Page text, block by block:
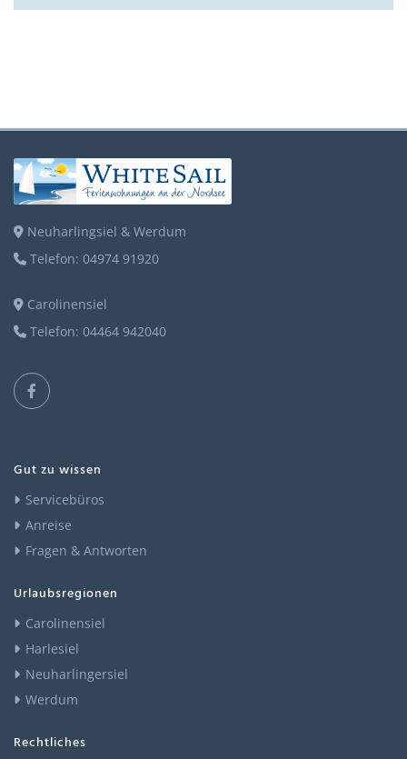
Neuharlingsiel & Werdum
Telefon: 04974 91920
Carolinensiel
Telefon: 04464 942040
Gut zu wissen
Servicebüros
Anreise
Fragen & Antworten
Urlaubsregionen
Carolinensiel
Harlesiel
Neuharlingersiel
Werdum
Rechtliches